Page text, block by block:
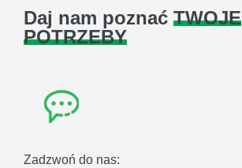
Daj nam poznać TWOJE
POTRZEBY
Zadzwoń do nas: